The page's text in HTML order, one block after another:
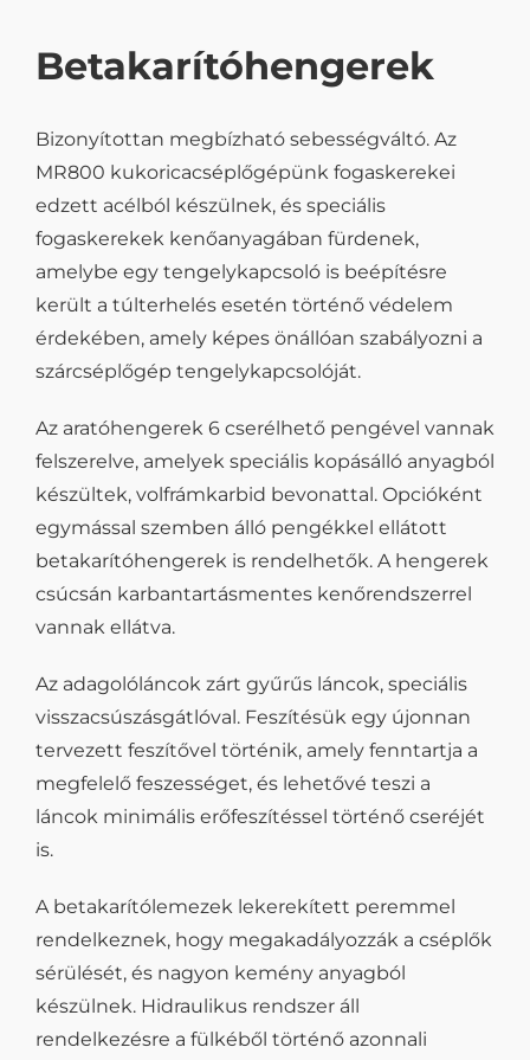
Betakarítóhengerek
Bizonyítottan megbízható sebességváltó. Az
MR800 kukoricacséplőgépünk fogaskerekei
edzett acélból készülnek, és speciális
fogaskerekek kenőanyagában fürdenek,
amelybe egy tengelykapcsoló is beépítésre
került a túlterhelés esetén történő védelem
érdekében, amely képes önállóan szabályozni a
szárcséplőgép tengelykapcsolóját.
Az aratóhengerek 6 cserélhető pengével vannak
felszerelve, amelyek speciális kopásálló anyagból
készültek, volfrámkarbid bevonattal. Opcióként
egymással szemben álló pengékkel ellátott
betakarítóhengerek is rendelhetők. A hengerek
csúcsán karbantartásmentes kenőrendszerrel
vannak ellátva.
Az adagolóláncok zárt gyűrűs láncok, speciális
visszacsúszásgátlóval. Feszítésük egy újonnan
tervezett feszítővel történik, amely fenntartja a
megfelelő feszességet, és lehetővé teszi a
láncok minimális erőfeszítéssel történő cseréjét
is.
A betakarítólemezek lekerekített peremmel
rendelkeznek, hogy megakadályozzák a cséplők
sérülését, és nagyon kemény anyagból
készülnek. Hidraulikus rendszer áll
rendelkezésre a fülkéből történő azonnali